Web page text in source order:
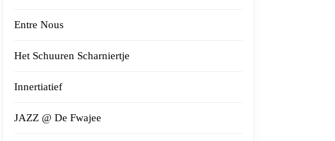
Entre Nous
Het Schuuren Scharniertje
Innertiatief
JAZZ @ De Fwajee